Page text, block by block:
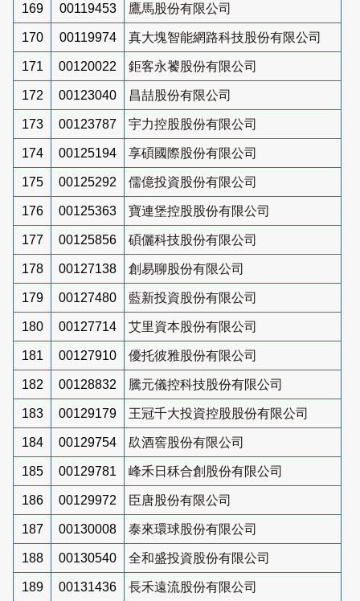
169 00119453 鷹馬股份有限公司
170 00119974 真大塊智能網路科技股份有限公司
171 00120022 鉅客永饕股份有限公司
172 00123040 昌喆股份有限公司
173 00123787 宇力控股股份有限公司
174 00125194 享碩國際股份有限公司
175 00125292 儒億投資股份有限公司
176 00125363 寶連堡控股股份有限公司
177 00125856 碩儷科技股份有限公司
178 00127138 創易聊股份有限公司
179 00127480 藍新投資股份有限公司
180 00127714 艾里資本股份有限公司
181 00127910 優托彼雅股份有限公司
182 00128832 騰元儀控科技股份有限公司
183 00129179 王冠千大投資控股股份有限公司
184 00129754 镹酒窖股份有限公司
185 00129781 峰禾日秝合創股份有限公司
186 00129972 臣唐股份有限公司
187 00130008 泰來環球股份有限公司
188 00130540 全和盛投資股份有限公司
189 00131436 長禾遠流股份有限公司